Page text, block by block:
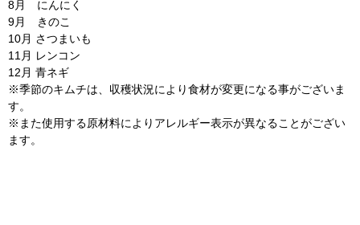
8月 にんにく
9月 きのこ
10月 さつまいも
11月 レンコン
12月 青ネギ
※季節のキムチは、収穫状況により食材が変更になる事がございま
す。
※また使用する原材料によりアレルギー表示が異なることがござい
ます。